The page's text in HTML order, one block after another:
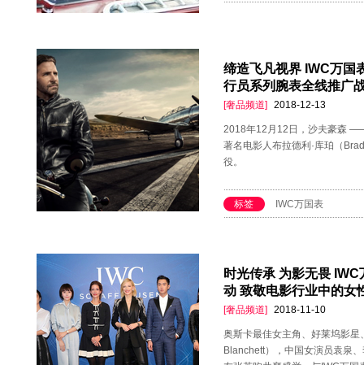
缔造飞凡视界 IWC万国
行员系列腕表全线推广
[奢品频道] 2018-12-13
2018年12月12日，沙夫豪森
著名电影人布拉德利·库珀（
役。
标签 IWC万国表
时光传承 为影无畏
动 致敬电影行业中的女
[奢品频道] 2018-11-10
奥斯卡最佳女主角、好莱坞影星
Blanchett），中国女演员袁泉